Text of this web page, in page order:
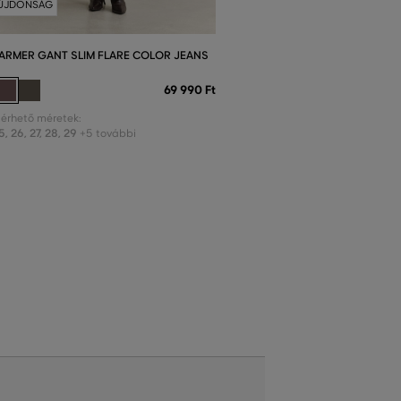
GANT SLIM FLARE COLOR JEANS
69 990 Ft
méretek:
, 26, 27, 28, 29 +5 további